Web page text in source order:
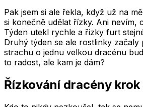
Pak jsem si ale řekla, když už na
si konečně udělat řízky. Ani nevím,
Týden utekl rychle a řízky furt
Druhý týden se ale rostlinky začaly
strachu o jednu velkou dracénu
to radost, ale kam je dám?
Řízkování dracény krok